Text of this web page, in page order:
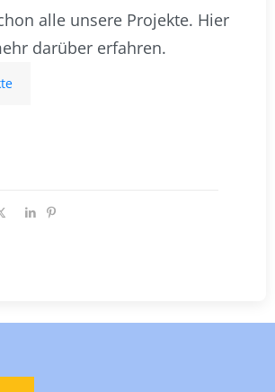
alle unsere Projekte. Hier
darüber erfahren.